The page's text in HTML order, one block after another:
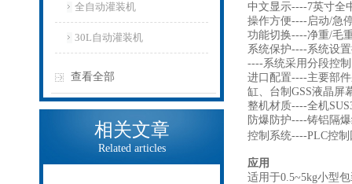
全自动灌装机
30L自动灌装机
查看全部
相关文章
Related articles
中文显示----7英寸全
操作方便----启动/急
功能切换----净重/毛
系统保护----系统设
----系统采用分段控
进口配置----主要部
缸、台制GSS液晶屏
整机材质----全机
防爆防护----铸铝隔
控制系统----PLC控
应用
适用于0.5~5kg小型